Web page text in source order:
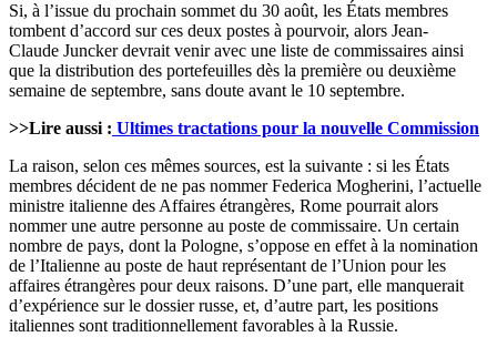
Si, à l’issue du prochain sommet du 30 août, les États membres
tombent d’accord sur ces deux postes à pourvoir, alors Jean-
Claude Juncker devrait venir avec une liste de commissaires ainsi
que la distribution des portefeuilles dès la première ou deuxième
semaine de septembre, sans doute avant le 10 septembre.
>>Lire aussi : Ultimes tractations pour la nouvelle Commission
La raison, selon ces mêmes sources, est la suivante : si les États
membres décident de ne pas nommer Federica Mogherini, l’actuelle
ministre italienne des Affaires étrangères, Rome pourrait alors
nommer une autre personne au poste de commissaire. Un certain
nombre de pays, dont la Pologne, s’oppose en effet à la nomination
de l’Italienne au poste de haut représentant de l’Union pour les
affaires étrangères pour deux raisons. D’une part, elle manquerait
d’expérience sur le dossier russe, et, d’autre part, les positions
italiennes sont traditionnellement favorables à la Russie.